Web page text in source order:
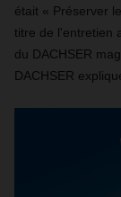
était « Préserver
titre de l'entretien
du DACHSER
DACHSER